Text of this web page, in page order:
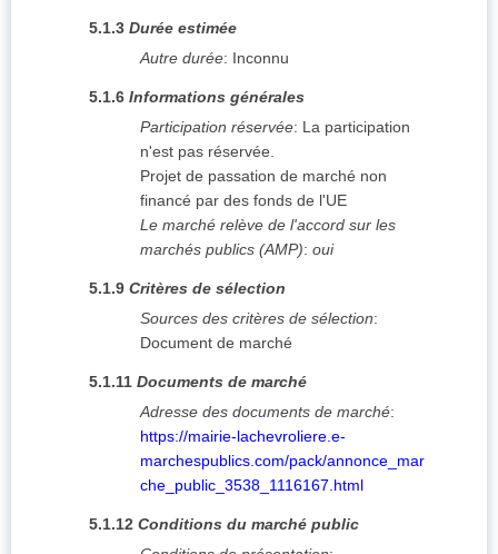
5.1.3 Durée estimée
Autre durée: Inconnu
5.1.6 Informations générales
Participation réservée: La participation
n'est pas réservée.
Projet de passation de marché non
financé par des fonds de l'UE
Le marché relève de l'accord sur les
marchés publics (AMP): oui
5.1.9 Critères de sélection
Sources des critères de sélection:
Document de marché
5.1.11 Documents de marché
Adresse des documents de marché:
https://mairie-lachevroliere.e-
marchespublics.com/pack/annonce_mar
che_public_3538_1116167.html
5.1.12 Conditions du marché public